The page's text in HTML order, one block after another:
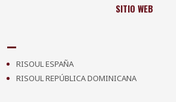
SITIO WEB
RISOUL ESPAÑA
RISOUL REPÚBLICA DOMINICANA